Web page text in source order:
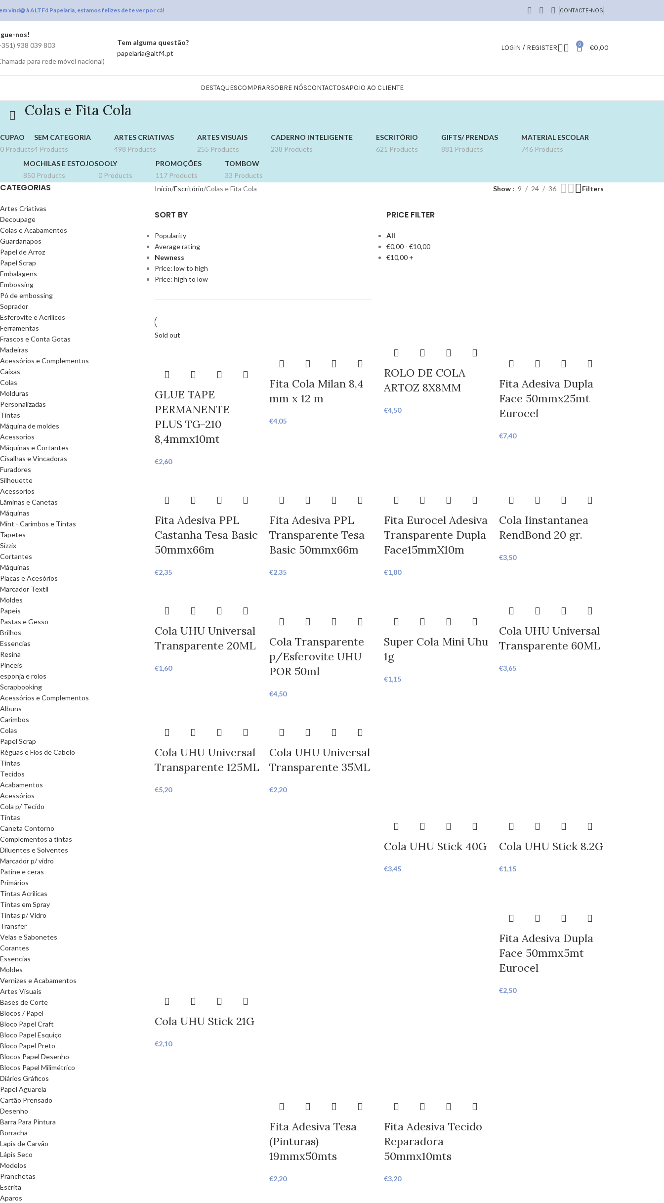
vind@ à ALTF4 Papelaria, estamos felizes de te ver por cá! CONTACTE-NOS
nos!
938 039 803
para rede móvel nacional)
Tem alguma questão?
papelaria@altf4.pt
LOGIN / REGISTER 0 €0,00
DESTAQUESCOMPRARSOBRE NÓSCONTACTOSAPOIO AO CLIENTE
Colas e Fita Cola
CUPAO
0 Products
SEM CATEGORIA
4 Products
ARTES CRIATIVAS
498 Products
ARTES VISUAIS
255 Products
CADERNO INTELIGENTE
238 Products
ESCRITÓRIO
621 Products
GIFTS/ PRENDAS
881 Products
MATERIAL ESCOLAR
746 Products
MOCHILAS E ESTOJOS
850 Products
OOLY
0 Products
PROMOÇÕES
117 Products
TOMBOW
33 Products
CATEGORIAS
Artes Criativas
Decoupage
Colas e Acabamentos
Guardanapos
Papel de Arroz
Papel Scrap
Embalagens
Embossing
Pó de embossing
Soprador
Esferovite e Acrilicos
Ferramentas
Frascos e Conta Gotas
Madeiras
Acessórios e Complementos
Caixas
Colas
Molduras
Personalizadas
Tintas
Máquina de moldes
Acessorios
Máquinas e Cortantes
Cisalhas e Vincadoras
Furadores
Silhouette
Acessorios
Lâminas e Canetas
Máquinas
Mint - Carimbos e Tintas
Tapetes
Sizzix
Cortantes
Máquinas
Placas e Acesórios
Marcador Textil
Moldes
Papeis
Pastas e Gesso
Brilhos
Essencias
Resina
Pinceis
esponja e rolos
Scrapbooking
Acessórios e Complementos
Albuns
Carimbos
Colas
Papel Scrap
Réguas e Fios de Cabelo
Tintas
Tecidos
Acabamentos
Acessórios
Cola p/ Tecido
Tintas
Caneta Contorno
Complementos a tintas
Diluentes e Solventes
Marcador p/ vidro
Patine e ceras
Primários
Tintas Acrilicas
Tintas em Spray
Tintas p/ Vidro
Transfer
Velas e Sabonetes
Corantes
Essencias
Moldes
Vernizes e Acabamentos
Artes Visuais
Bases de Corte
Blocos / Papel
Bloco Papel Craft
Bloco Papel Esquiço
Bloco Papel Preto
Blocos Papel Desenho
Blocos Papel Milimétrico
Diários Gráficos
Papel Aguarela
Cartão Prensado
Desenho
Barra Para Pintura
Borracha
Lapis de Carvão
Lápis Seco
Modelos
Pranchetas
Escrita
Aparos
Início Escritório Colas e Fita Cola Show 9 24 36 Filters
SORT BY
Popularity
Average rating
Newness
Price: low to high
Price: high to low
PRICE FILTER
All
€0,00 -€10,00
€10,00 +
Sold out
GLUE TAPE
PERMANENTE
PLUS TG-210
8,4mmx10mt
€2,60
Fita Cola Milan 8,4
mm x 12 m
€4,05
ROLO DE COLA
ARTOZ 8X8MM
€4,50
Fita Adesiva Dupla
Face 50mmx25mt
Eurocel
€7,40
Fita Adesiva PPL
Castanha Tesa Basic
50mmx66m
€2,35
Fita Adesiva PPL
Transparente Tesa
Basic 50mmx66m
€2,35
Fita Eurocel Adesiva
Transparente Dupla
Face15mmX10m
€1,80
Cola Iinstantanea
RendBond 20 gr.
€3,50
Cola UHU Universal
Transparente 20ML
€1,60
Cola Transparente
p/Esferovite UHU
POR 50ml
€4,50
Super Cola Mini Uhu
1g
€1,15
Cola UHU Universal
Transparente 60ML
€3,65
Cola UHU Universal
Transparente 125ML
€5,20
Cola UHU Universal
Transparente 35ML
€2,20
Cola UHU Stick 40G
€3,45
Cola UHU Stick 8.2G
€1,15
Cola UHU Stick 21G
€2,10
Fita Adesiva Tesa
(Pinturas)
19mmx50mts
€2,20
Fita Adesiva Tecido
Reparadora
50mmx10mts
€3,20
Fita Adesiva Dupla
Face 50mmx5mt
Eurocel
€2,50